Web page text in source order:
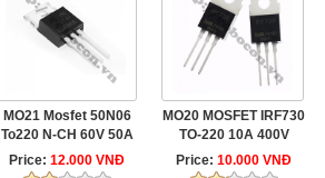
MO21 Mosfet 50N06
To220 N-CH 60V 50A
Price: 12.000 VNĐ
MO20 MOSFET IRF730
TO-220 10A 400V
Price: 10.000 VNĐ